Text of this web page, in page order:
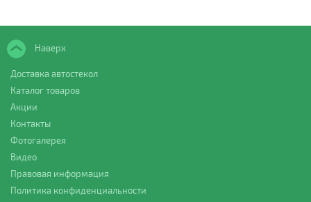
Наверх
Доставка автостекол
Каталог товаров
Акции
Контакты
Фотогалерея
Видео
Правовая информация
Политика конфиденциальности